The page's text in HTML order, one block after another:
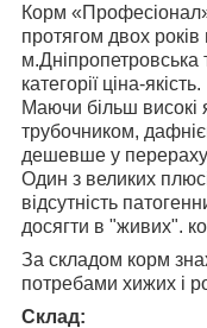
Корм
протягом двох
м.Дніпропетровська
категорії ціна-якість.
Маючи більш високі
трубочником,
дешевше у
Один з великих
відсутність
досягти в "живих".
За складом корм
потребами хижих і
Склад: